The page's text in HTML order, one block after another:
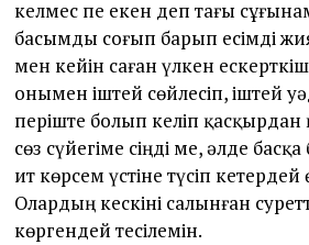
келмес пе екен деп тағы
басымды соғып барып есімді
мен кейін саған үлкен
онымен іштей сөйлесіп, іштей
періште болып келіп қасқырдан
сөз сүйегіме сіңді ме, әлде басқа
ит көрсем үстіне түсіп кетердей
Олардың кескіні салынған
көргендей тесілемін.